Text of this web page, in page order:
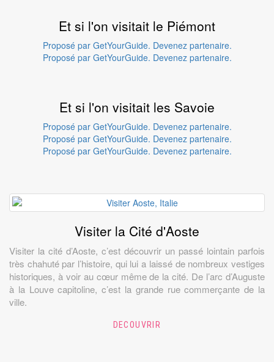
Et si l'on visitait le Piémont
Proposé par GetYourGuide. Devenez partenaire.
Proposé par GetYourGuide. Devenez partenaire.
Et si l'on visitait les Savoie
Proposé par GetYourGuide. Devenez partenaire.
Proposé par GetYourGuide. Devenez partenaire.
Proposé par GetYourGuide. Devenez partenaire.
Visiter la Cité d'Aoste
Visiter la cité d’Aoste, c’est découvrir un passé lointain parfois
très chahuté par l’histoire, qui lui a laissé de nombreux vestiges
historiques, à voir au cœur même de la cité. De l’arc d’Auguste
à la Louve capitoline, c’est la grande rue commerçante de la
ville.
DECOUVRIR